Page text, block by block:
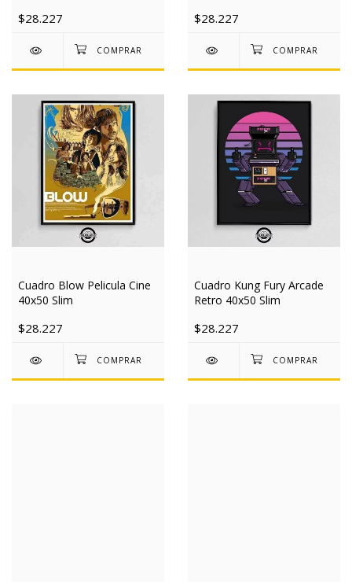
$28.227 $28.227
Cuadro Blow Pelicula Cine
40x50 Slim
$28.227
Cuadro Kung Fury Arcade
Retro 40x50 Slim
$28.227